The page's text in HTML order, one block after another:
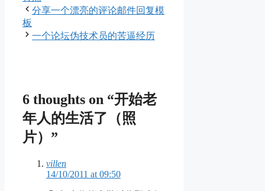
分享一个漂亮的评论邮件回复模
板
一个论坛伪技术员的苦逼经历
6 thoughts on “开始老
年人的生活了（照
片）”
villen
14/10/2011 at 09:50